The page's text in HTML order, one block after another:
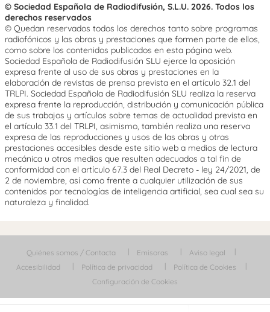
© Sociedad Española de Radiodifusión, S.L.U. 2026. Todos los
derechos reservados
© Quedan reservados todos los derechos tanto sobre programas
radiofónicos y las obras y prestaciones que formen parte de ellos,
como sobre los contenidos publicados en esta página web.
Sociedad Española de Radiodifusión SLU ejerce la oposición
expresa frente al uso de sus obras y prestaciones en la
elaboración de revistas de prensa prevista en el artículo 32.1 del
TRLPI. Sociedad Española de Radiodifusión SLU realiza la reserva
expresa frente la reproducción, distribución y comunicación pública
de sus trabajos y artículos sobre temas de actualidad prevista en
el artículo 33.1 del TRLPI, asimismo, también realiza una reserva
expresa de las reproducciones y usos de las obras y otras
prestaciones accesibles desde este sitio web a medios de lectura
mecánica u otros medios que resulten adecuados a tal fin de
conformidad con el artículo 67.3 del Real Decreto - ley 24/2021, de
2 de noviembre, así como frente a cualquier utilización de sus
contenidos por tecnologías de inteligencia artificial, sea cual sea su
naturaleza y finalidad.
Quiénes somos / Contacta Emisoras
Aviso legal
Accesibilidad
Política de privacidad
Política de Cookies
Configuración de Cookies